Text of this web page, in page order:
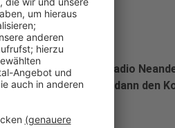
sich bitte bei der Radio
wir stellen dann den